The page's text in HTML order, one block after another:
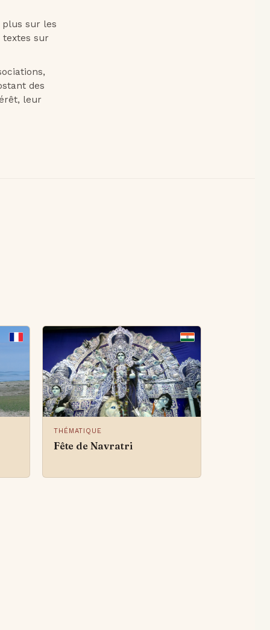
sur les
textes sur
des
leur
THÉMATIQUE
Fête de Navratri